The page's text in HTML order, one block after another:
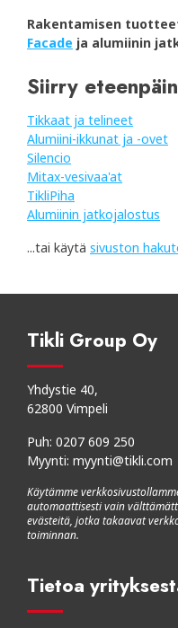
Rakentamisen
Facade ja alumiinin
Siirry
Tikkaat ja telineet
Alumiini-ikkunat ja -ovet
Silencio
Mitax-vesivaa'at
TikliPiha
Alumiinin jatkojalostus
...tai käytä sivuston
Tikli Group Oy
Yhdystie 40,
62800 Vimpeli
Puh: 0207 609 250
Myynti: myynti@tikli.com
Käytämme
automaattisesti vain
evästeitä, jotka takaavat
toiminnan.
Tietoa